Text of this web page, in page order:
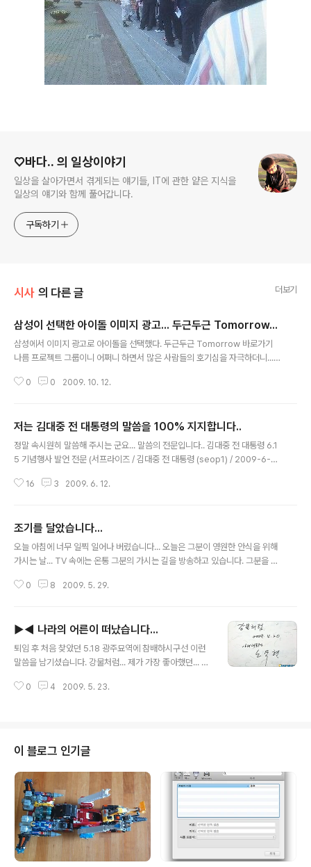
♡바다.. 의 일상이야기
일상을 살아가면서 겪게되는 얘기들, IT에 관한 얕은 지식을
일상의 얘기와 함께 풀어갑니다.
구독하기
시사 의 다른 글 더보기
삼성이 선택한 아이돌 이미지 광고... 두근두근 Tomorrow...
삼성에서 이미지 광고로 아이돌을 선택했다. 두근두근 Tomorrow 바로가기
나름 프로젝트 그룹이니 어쩌니 하면서 많은 사람들의 호기심을 자극하더니...
세대 취향에 딱 들어맞는 노래로 지어졌다. 하지만, 맴버 하나하나의 개성은 살
짜로 좋은 이미지와 노래를 듣는다는 것은 좋은 일이다. 노래 다운받기
0 0 2009. 10. 12.
저는 김대중 전 대통령의 말씀을 100% 지지합니다..
정말 속시원히 말씀해 주시는 군요... 말씀의 전문입니다.. 김대중 전 대통령 6.1
5 기념행사 발언 전문 (서프라이즈 / 김대중 전 대통령 (seop1) / 2009-6-12
김대중 전 대통령이 11일 오후 서울 여의도 63빌딩 국제회의장에서 김대중평
/ 오마이뉴스 존경하는 선배 동료 여러분, 오늘 이 자리에 이렇게 많이 나와 주셔
서 참으로 감사합니다. 6.15와 10.4 선언, 이것을 생각할 때 돌아가신 노무현
대통령을 생각하지 않을..
16 3 2009. 6. 12.
조기를 달았습니다...
오늘 아침에 너무 일찍 일어나 버렸습니다... 오늘은 그분이 영원한 안식을 위해
가시는 날... TV 속에는 온통 그분의 가시는 길을 방송하고 있습니다. 그분을 위
다... 그것이 그분이 가시는 마지막 배웅이라 생각하고 달았습니다. 부디 평안한
0 8 2009. 5. 29.
▶◀ 나라의 어른이 떠났습니다...
퇴임 후 처음 찾았던 5.18 광주묘역에 참배하시구선 이런
말씀을 남기셨습니다. 강물처럼... 제가 가장 좋아했던... 그
어른이 오늘 서거하셨습니다... 너무 가슴이 아픕니다. 왜
0 4 2009. 5. 23.
이 블로그 인기글